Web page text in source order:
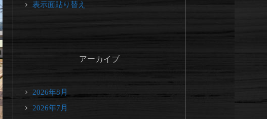
表示面貼り替え
アーカイブ
2026年8月
2026年7月